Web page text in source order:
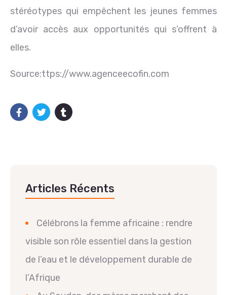
stéréotypes qui empêchent les jeunes femmes
d’avoir accès aux opportunités qui s’offrent à
elles.
Source:ttps://www.agenceecofin.com
Articles Récents
Célébrons la femme africaine : rendre
visible son rôle essentiel dans la gestion
de l’eau et le développement durable de
l’Afrique